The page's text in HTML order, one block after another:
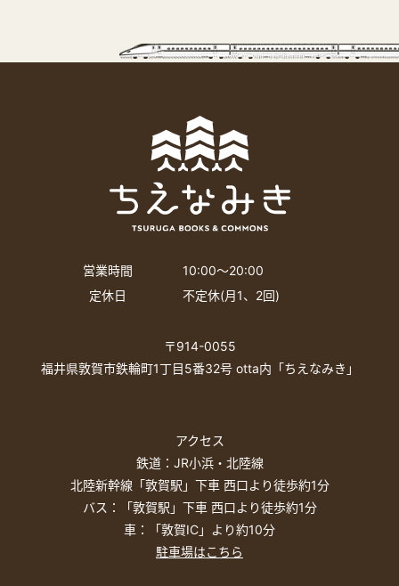
営業時間
10:00〜20:00
定休日
不定休(月1、2回)
〒914-0055
福井県敦賀市鉄輪町1丁目5番32号 otta内「ちえなみき」
アクセス
鉄道：JR小浜・北陸線
北陸新幹線「敦賀駅」下車 西口より徒歩約1分
バス：「敦賀駅」下車 西口より徒歩約1分
車：「敦賀IC」より約10分
駐車場はこちら